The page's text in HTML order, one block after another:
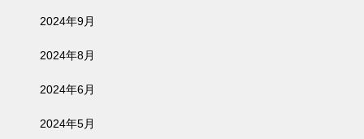
2024年9月
2024年8月
2024年6月
2024年5月